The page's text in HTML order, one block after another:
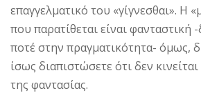
επαγγελματικό του «γίγνεσθαι». Η
που παρατίθεται είναι φανταστική
ποτέ στην πραγματικότητα- όμως,
ίσως διαπιστώσετε ότι δεν
της φαντασίας.